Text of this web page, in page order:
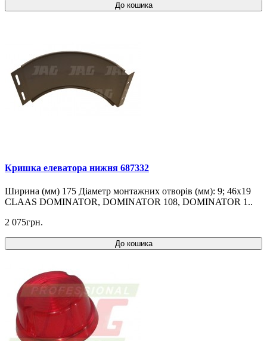
До кошика
Кришка елеватора нижня 687332
Ширина (мм) 175 Діаметр монтажних отворів (мм): 9; 46x19
CLAAS DOMINATOR, DOMINATOR 108, DOMINATOR 1..
2 075грн.
До кошика